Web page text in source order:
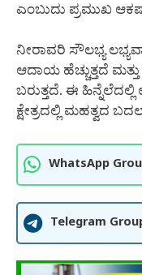
ಎಂಬುದು ಪ್ರಮುಖ
ನೀರಾವರಿ ಸೌಲಭ್ಯ
ಆದಾಯ ಹೆಚ್ಚುತ್ತದೆ
ಬರುತ್ತದೆ. ಈ
ಕ್ಷೇತ್ರದಲ್ಲಿ ಮಹತ್ವದ
WhatsApp
Telegram